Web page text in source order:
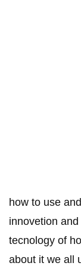
how to use
innovetion
tecnology of
about it we all